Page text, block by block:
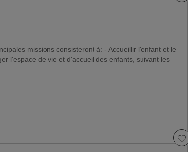
missions consisteront à: - Accueillir l'enfant et le
l'espace de vie et d'accueil des enfants, suivant les